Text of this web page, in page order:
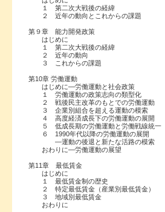
１ 第二次大戦後の経緯
２ 近年の動向とこれからの課題
第９章 能力開発政策
はじめに
１ 第二次大戦後の経緯
２ 近年の動向
３ これからの課題
第10章 労働運動
はじめに―労働運動と社会政策
１ 労働運動の政策志向の類型化
２ 戦後民主改革のもとでの労働運動
３ 企業別組合を超える運動の模索
４ 高度経済成長下の労働運動の展開
５ 低成長期の労働運動と労働戦線統一
６ 1990年代以降の労働運動の展開
―運動の後退と新たな活路の模索
おわりに―労働運動の展望
第11章 最低賃金
はじめに
１ 最低賃金制の歴史
２ 特定最低賃金（産業別最低賃金）
３ 地域別最低賃金
おわりに